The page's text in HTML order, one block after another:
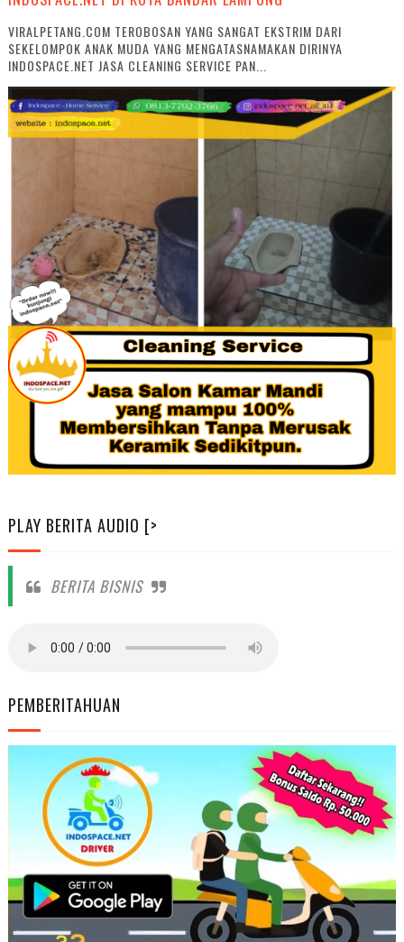
VIRALPETANG.COM TEROBOSAN YANG SANGAT EKSTRIM DARI
SEKELOMPOK ANAK MUDA YANG MENGATASNAMAKAN DIRINYA
INDOSPACE.NET JASA CLEANING SERVICE PAN...
PLAY BERITA AUDIO [>
BERITA BISNIS
PEMBERITAHUAN